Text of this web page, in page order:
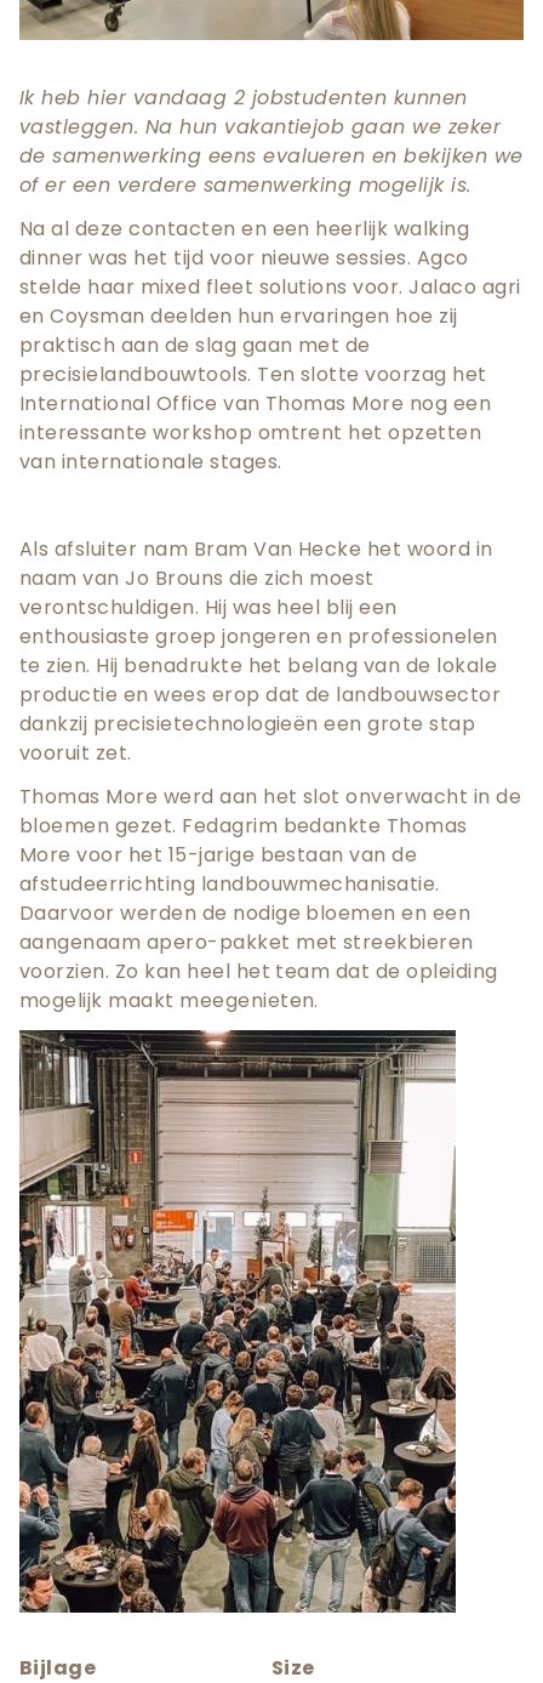
Ik heb hier vandaag 2 jobstudenten kunnen
vastleggen. Na hun vakantiejob gaan we zeker
de samenwerking eens evalueren en bekijken we
of er een verdere samenwerking mogelijk is.
Na al deze contacten en een heerlijk walking
dinner was het tijd voor nieuwe sessies. Agco
stelde haar mixed fleet solutions voor. Jalaco agri
en Coysman deelden hun ervaringen hoe zij
praktisch aan de slag gaan met de
precisielandbouwtools. Ten slotte voorzag het
International Office van Thomas More nog een
interessante workshop omtrent het opzetten
van internationale stages.
Als afsluiter nam Bram Van Hecke het woord in
naam van Jo Brouns die zich moest
verontschuldigen. Hij was heel blij een
enthousiaste groep jongeren en professionelen
te zien. Hij benadrukte het belang van de lokale
productie en wees erop dat de landbouwsector
dankzij precisietechnologieën een grote stap
vooruit zet.
Thomas More werd aan het slot onverwacht in de
bloemen gezet. Fedagrim bedankte Thomas
More voor het 15-jarige bestaan van de
afstudeerrichting landbouwmechanisatie.
Daarvoor werden de nodige bloemen en een
aangenaam apero-pakket met streekbieren
voorzien. Zo kan heel het team dat de opleiding
mogelijk maakt meegenieten.
Teaser
afbeelding
Bijlage Size